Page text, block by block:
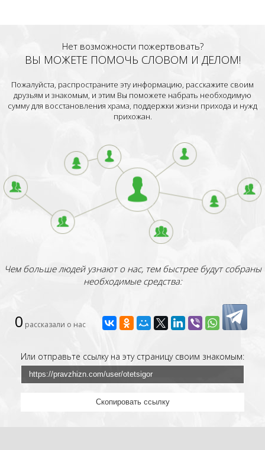
Нет возможности пожертвовать?
ВЫ МОЖЕТЕ ПОМОЧЬ СЛОВОМ И ДЕЛОМ!
Пожалуйста, распространите эту информацию, расскажите своим
друзьям и знакомым, и этим Вы поможете набрать необходимую
сумму для восстановления храма, поддержки жизни прихода и нужд
прихожан.
Чем больше людей узнают о нас, тем быстрее будут собраны
необходимые средства:
0 рассказали о нас
Или отправьте ссылку на эту страницу своим знакомым:
Скопировать ссылку